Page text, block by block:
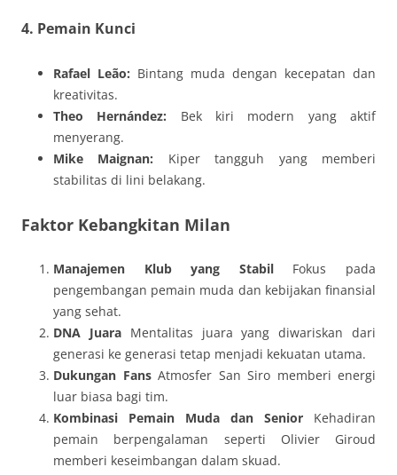
4. Pemain Kunci
Rafael Leão: Bintang muda dengan kecepatan dan
kreativitas.
Theo Hernández: Bek kiri modern yang aktif
menyerang.
Mike Maignan: Kiper tangguh yang memberi
stabilitas di lini belakang.
Faktor Kebangkitan Milan
Manajemen Klub yang StabilFokus pada
pengembangan pemain muda dan kebijakan finansial
yang sehat.
DNA JuaraMentalitas juara yang diwariskan dari
generasi ke generasi tetap menjadi kekuatan utama.
Dukungan FansAtmosfer San Siro memberi energi
luar biasa bagi tim.
Kombinasi Pemain Muda dan Senior Kehadiran
pemain berpengalaman seperti Olivier Giroud
memberi keseimbangan dalam skuad.